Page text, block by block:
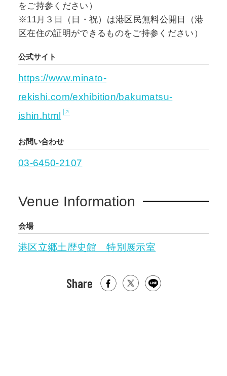
をご持参ください）
※11月３日（日・祝）は港区民無料公開日（港
区在住の証明ができるものをご持参ください）
公式サイト
https://www.minato-
rekishi.com/exhibition/bakumatsu-
ishin.html
お問い合わせ
03-6450-2107
Venue Information
会場
港区立郷土歴史館 特別展示室
Share